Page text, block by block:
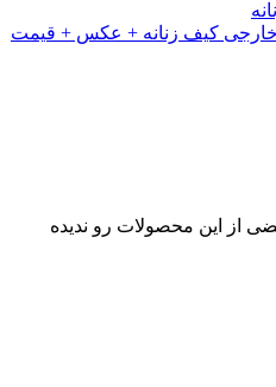
از این محصولات رو ندیده